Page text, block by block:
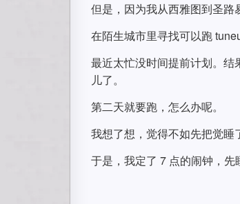
但是，因为我从西雅图到圣路
在陌生城市里寻找可以跑
最近太忙没时间提前计划。
儿了。
第二天就要跑，怎么办呢。
我想了想，觉得不如先把觉
于是，我定了 7 点的闹钟，先